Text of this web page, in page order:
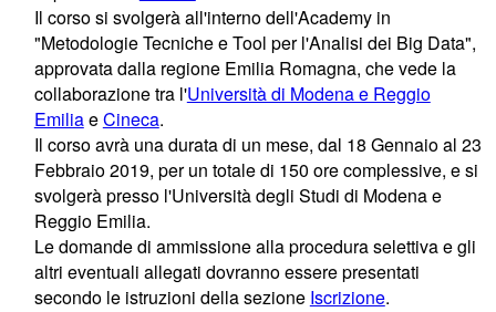
Il corso si svolgerà all'interno dell'Academy in
"Metodologie Tecniche e Tool per l'Analisi dei Big Data",
approvata dalla regione Emilia Romagna, che vede la
collaborazione tra l'Università di Modena e Reggio
EmiliaeCineca.
Il corso avrà una durata di un mese, dal 18 Gennaio al 23
Febbraio 2019, per un totale di 150 ore complessive, e si
svolgerà presso l'Università degli Studi di Modena e
Reggio Emilia.
Le domande di ammissione alla procedura selettiva e gli
altri eventuali allegati dovranno essere presentati
secondo le istruzioni della sezione Iscrizione.